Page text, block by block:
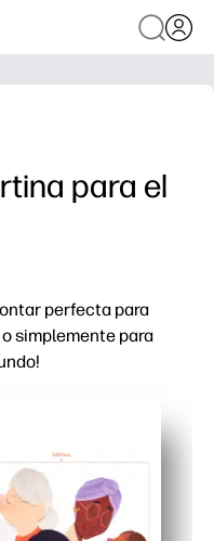
para el
perfecta para
simplemente para
mantienen las manos
te permiten añadir
sirve para exhibir o